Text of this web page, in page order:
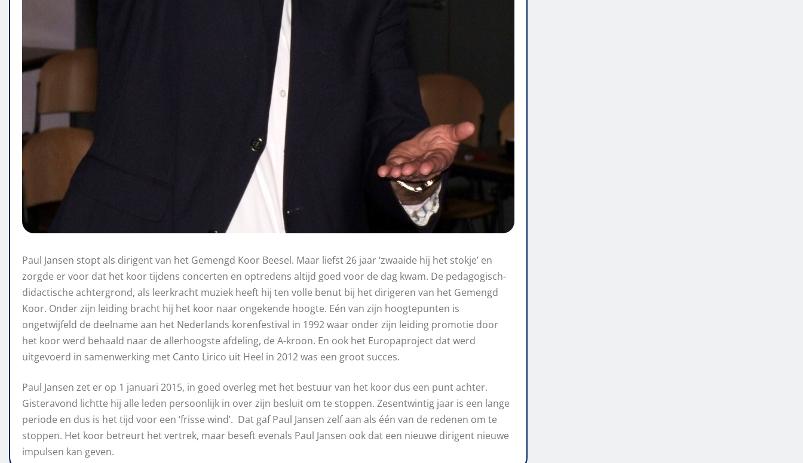
Paul Jansen stopt als dirigent van het Gemengd Koor Beesel. Maar liefst 26 jaar ‘zwaaide hij het stokje’ en
zorgde er voor dat het koor tijdens concerten en optredens altijd goed voor de dag kwam. De pedagogisch-
didactische achtergrond, als leerkracht muziek heeft hij ten volle benut bij het dirigeren van het Gemengd
Koor. Onder zijn leiding bracht hij het koor naar ongekende hoogte. Eén van zijn hoogtepunten is
ongetwijfeld de deelname aan het Nederlands korenfestival in 1992 waar onder zijn leiding promotie door
het koor werd behaald naar de allerhoogste afdeling, de A-kroon. En ook het Europaproject dat werd
uitgevoerd in samenwerking met Canto Lirico uit Heel in 2012 was een groot succes.
Paul Jansen zet er op 1 januari 2015, in goed overleg met het bestuur van het koor dus een punt achter.
Gisteravond lichtte hij alle leden persoonlijk in over zijn besluit om te stoppen. Zesentwintig jaar is een lange
periode en dus is het tijd voor een ‘frisse wind’. Dat gaf Paul Jansen zelf aan als één van de redenen om te
stoppen. Het koor betreurt het vertrek, maar beseft evenals Paul Jansen ook dat een nieuwe dirigent nieuwe
impulsen kan geven.